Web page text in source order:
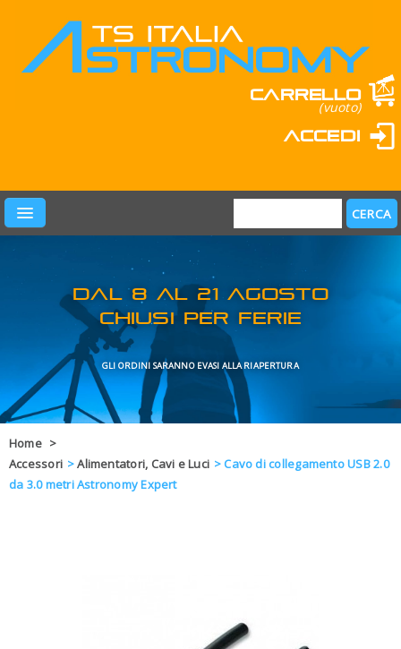
Carrello
(vuoto)
Accedi
PRODOTTI
LEARN & FUN
MARCHI
OFFERTE
BLOG
DAL 8 AL 21
Home >
Accessori >Alimentatori, Cavi e Luci >Cavo di collegamento USB 2.0
da 3.0 metri Astronomy Expert